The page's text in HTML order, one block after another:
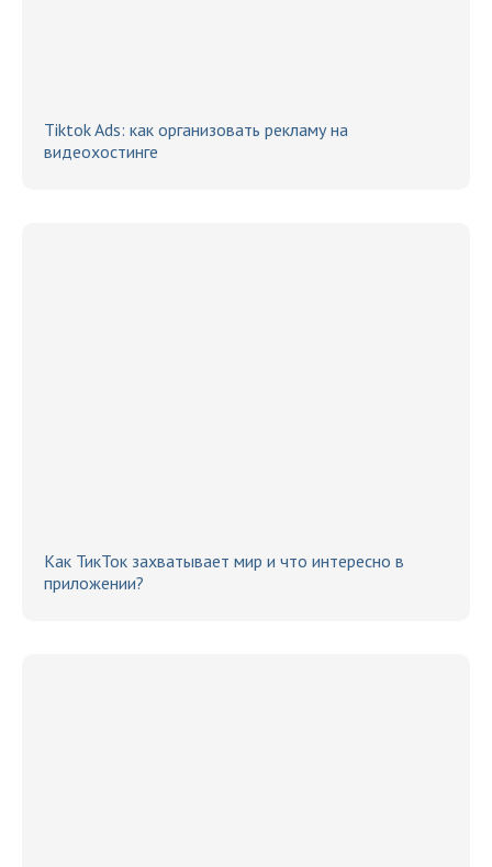
Tiktok Ads: как организовать рекламу на
видеохостинге
Как ТикТок захватывает мир и что интересно в
приложении?